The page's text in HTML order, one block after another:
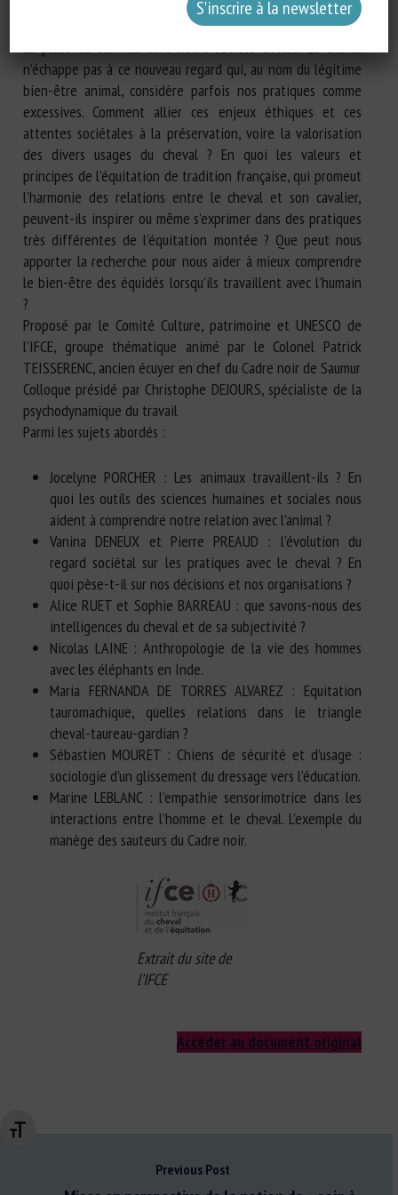
Changer la taille de la police
Rendez-vous le mercredi 27 septembre, au théâtre italien
La place de l’animal dans notre société évolue. Le cheval
n’échappe pas à ce nouveau regard qui, au nom du légitime
bien-être animal, considère parfois nos pratiques comme
excessives. Comment allier ces enjeux éthiques et ces
attentes sociétales à la préservation, voire la valorisation
des divers usages du cheval ? En quoi les valeurs et
principes de l’équitation de tradition française, qui promeut
l’harmonie des relations entre le cheval et son cavalier,
peuvent-ils inspirer ou même s’exprimer dans des pratiques
très différentes de l’équitation montée ? Que peut nous
apporter la recherche pour nous aider à mieux comprendre
le bien-être des équidés lorsqu’ils travaillent avec l’humain
?
Proposé par le Comité Culture, patrimoine et UNESCO de
l’IFCE, groupe thématique animé par le Colonel Patrick
TEISSERENC, ancien écuyer en chef du Cadre noir de Saumur
Colloque présidé par Christophe DEJOURS, spécialiste de la
psychodynamique du travail
Parmi les sujets abordés :
Jocelyne PORCHER : Les animaux travaillent-ils ? En
quoi les outils des sciences humaines et sociales nous
aident à comprendre notre relation avec l’animal ?
Vanina DENEUX et Pierre PREAUD : l’évolution du
regard sociétal sur les pratiques avec le cheval ? En
quoi pèse-t-il sur nos décisions et nos organisations ?
Alice RUET et Sophie BARREAU : que savons-nous des
intelligences du cheval et de sa subjectivité ?
Nicolas LAINE : Anthropologie de la vie des hommes
avec les éléphants en Inde.
Maria FERNANDA DE TORRES ALVAREZ : Equitation
tauromachique, quelles relations dans le triangle
cheval-taureau-gardian ?
Sébastien MOURET : Chiens de sécurité et d’usage :
sociologie d’un glissement du dressage vers l’éducation.
Marine LEBLANC : l’empathie sensorimotrice dans les
interactions entre l’homme et le cheval. L’exemple du
manège des sauteurs du Cadre noir.
Extrait du site de
l’IFCE
Accéder au document original
Previous Post